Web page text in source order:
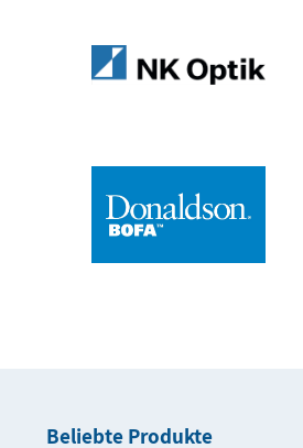
Beliebte Produkte